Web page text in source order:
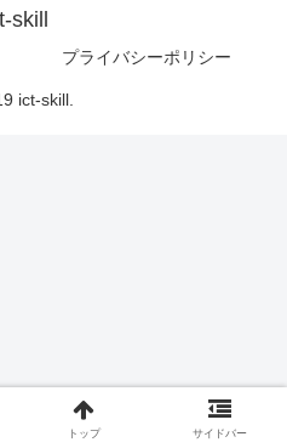
skill
プライバシーポリシー
ict-skill.
トップ サイドバー